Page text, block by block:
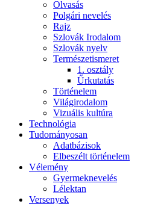
Olvasás
Polgári nevelés
Rajz
Szlovák Irodalom
Szlovák nyelv
Természetismeret
1. osztály
Űrkutatás
Történelem
Világirodalom
Vizuális kultúra
Technológia
Tudományosan
Adatbázisok
Elbeszélt történelem
Vélemény
Gyermeknevelés
Lélektan
Versenyek